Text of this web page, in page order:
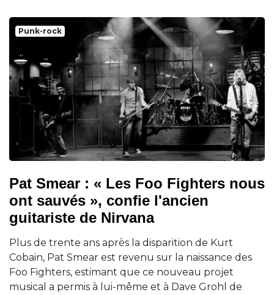
Punk-rock
Pat Smear : « Les Foo Fighters nous
ont sauvés », confie l'ancien
guitariste de Nirvana
Plus de trente ans après la disparition de Kurt
Cobain, Pat Smear est revenu sur la naissance des
Foo Fighters, estimant que ce nouveau projet
musical a permis à lui-même et à Dave Grohl de